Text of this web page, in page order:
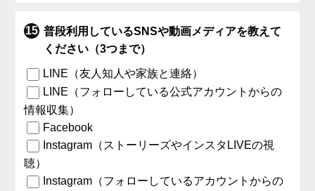
普段利用しているSNSや動画メディアを教えて
ください（3つまで）
LINE（友人知人や家族と連絡）
LINE（フォローしている公式アカウントからの
情報収集）
Facebook
Instagram（ストーリーズやインスタLIVEの視
聴）
Instagram（フォローしているアカウントからの